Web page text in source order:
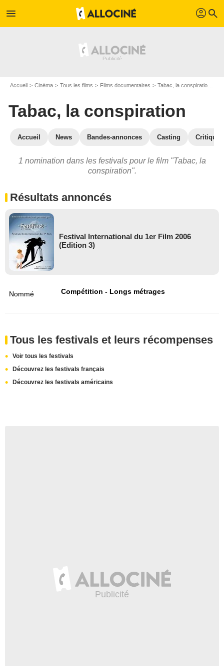
menu profil search
Accueil Cinéma Tous les films Films documentaires Tabac, la conspiration
Tabac, la conspiration
Accueil News Bandes-annonces Casting
1 nomination dans les festivals pour le film "Tabac, la
conspiration".
Résultats annoncés
Festival International du 1er Film 2006
(Edition 3)
Nommé Compétition - Longs métrages
Tous les festivals et leurs récompenses
Voir tous les festivals
Découvrez les festivals français
Découvrez les festivals américains